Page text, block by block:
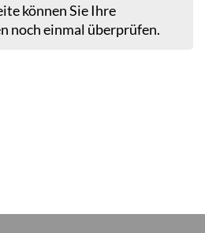
können Sie Ihre
noch einmal überprüfen.